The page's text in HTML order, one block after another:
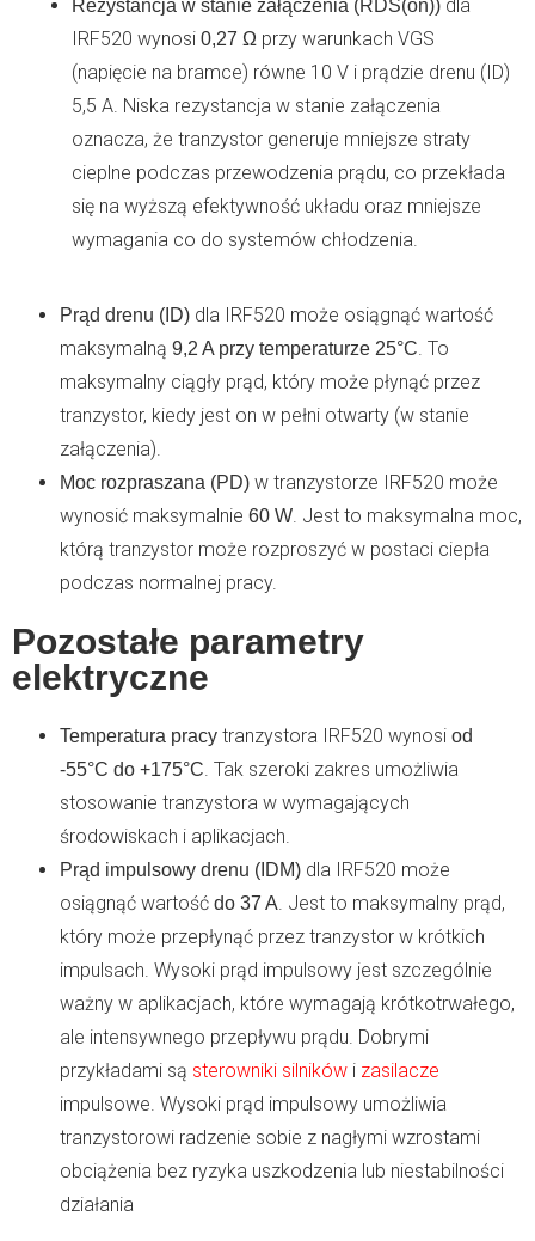
Rezystancja w stanie załączenia (RDS(on)) dla
IRF520 wynosi 0,27 Ω przy warunkach VGS
(napięcie na bramce) równe 10 V i prądzie drenu (ID)
5,5 A. Niska rezystancja w stanie załączenia
oznacza, że tranzystor generuje mniejsze straty
cieplne podczas przewodzenia prądu, co przekłada
się na wyższą efektywność układu oraz mniejsze
wymagania co do systemów chłodzenia.
Prąd drenu (ID) dla IRF520 może osiągnąć wartość
maksymalną 9,2 A przy temperaturze 25°C . To
maksymalny ciągły prąd, który może płynąć przez
tranzystor, kiedy jest on w pełni otwarty (w stanie
załączenia).
Moc rozpraszana (PD) w tranzystorze IRF520 może
wynosić maksymalnie 60 W . Jest to maksymalna moc,
którą tranzystor może rozproszyć w postaci ciepła
podczas normalnej pracy.
Pozostałe parametry
elektryczne
Temperatura pracy tranzystora IRF520 wynosi od
-55°C do +175°C . Tak szeroki zakres umożliwia
stosowanie tranzystora w wymagających
środowiskach i aplikacjach.
Prąd impulsowy drenu (IDM) dla IRF520 może
osiągnąć wartość do 37 A . Jest to maksymalny prąd,
który może przepłynąć przez tranzystor w krótkich
impulsach. Wysoki prąd impulsowy jest szczególnie
ważny w aplikacjach, które wymagają krótkotrwałego,
ale intensywnego przepływu prądu. Dobrymi
przykładami są sterowniki silników i zasilacze
impulsowe. Wysoki prąd impulsowy umożliwia
tranzystorowi radzenie sobie z nagłymi wzrostami
obciążenia bez ryzyka uszkodzenia lub niestabilności
działania